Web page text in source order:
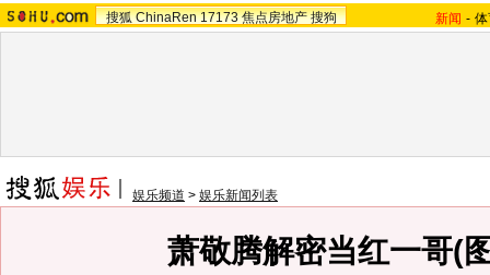
搜狐 ChinaRen 17173 焦点房地产 搜狗 新闻 -
娱乐频道 > 娱乐新闻列表
萧敬腾解密当红一哥(